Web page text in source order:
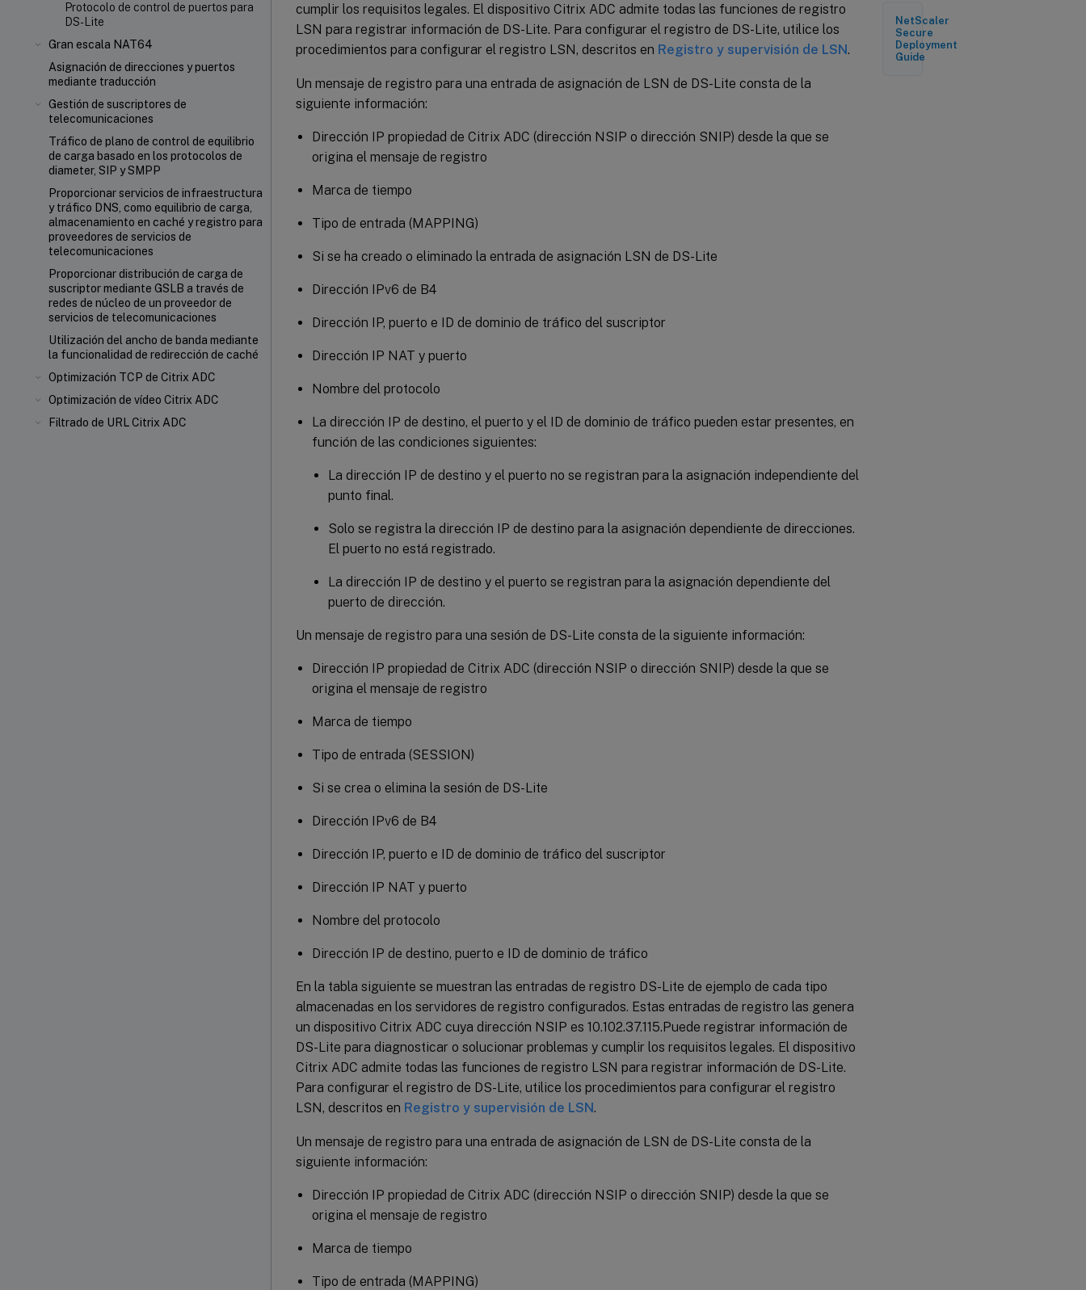
Protocolo de control de puertos para
DS-Lite
Gran escala NAT64
Asignación de direcciones y puertos
mediante traducción
Gestión de suscriptores de
telecomunicaciones
Tráfico de plano de control de equilibrio
de carga basado en los protocolos de
diameter, SIP y SMPP
Proporcionar servicios de infraestructura
y tráfico DNS, como equilibrio de carga,
almacenamiento en caché y registro para
proveedores de servicios de
telecomunicaciones
Proporcionar distribución de carga de
suscriptor mediante GSLB a través de
redes de núcleo de un proveedor de
servicios de telecomunicaciones
Utilización del ancho de banda mediante
la funcionalidad de redirección de caché
Optimización TCP de Citrix ADC
Optimización de vídeo Citrix ADC
Filtrado de URL Citrix ADC
cumplir los requisitos legales. El dispositivo Citrix ADC admite todas las funciones de registro
LSN para registrar información de DS-Lite. Para configurar el registro de DS-Lite, utilice los
procedimientos para configurar el registro LSN, descritos en Registro y supervisión de LSN.
Un mensaje de registro para una entrada de asignación de LSN de DS-Lite consta de la
siguiente información:
Dirección IP propiedad de Citrix ADC (dirección NSIP o dirección SNIP) desde la que se
origina el mensaje de registro
Marca de tiempo
Tipo de entrada (MAPPING)
Si se ha creado o eliminado la entrada de asignación LSN de DS-Lite
Dirección IPv6 de B4
Dirección IP, puerto e ID de dominio de tráfico del suscriptor
Dirección IP NAT y puerto
Nombre del protocolo
La dirección IP de destino, el puerto y el ID de dominio de tráfico pueden estar presentes, en
función de las condiciones siguientes:
La dirección IP de destino y el puerto no se registran para la asignación independiente del
punto final.
Solo se registra la dirección IP de destino para la asignación dependiente de direcciones.
El puerto no está registrado.
La dirección IP de destino y el puerto se registran para la asignación dependiente del
puerto de dirección.
Un mensaje de registro para una sesión de DS-Lite consta de la siguiente información:
Dirección IP propiedad de Citrix ADC (dirección NSIP o dirección SNIP) desde la que se
origina el mensaje de registro
Marca de tiempo
Tipo de entrada (SESSION)
Si se crea o elimina la sesión de DS-Lite
Dirección IPv6 de B4
Dirección IP, puerto e ID de dominio de tráfico del suscriptor
Dirección IP NAT y puerto
Nombre del protocolo
Dirección IP de destino, puerto e ID de dominio de tráfico
En la tabla siguiente se muestran las entradas de registro DS-Lite de ejemplo de cada tipo
almacenadas en los servidores de registro configurados. Estas entradas de registro las genera
un dispositivo Citrix ADC cuya dirección NSIP es 10.102.37.115.Puede registrar información de
DS-Lite para diagnosticar o solucionar problemas y cumplir los requisitos legales. El dispositivo
Citrix ADC admite todas las funciones de registro LSN para registrar información de DS-Lite.
Para configurar el registro de DS-Lite, utilice los procedimientos para configurar el registro
LSN, descritos en Registro y supervisión de LSN.
Un mensaje de registro para una entrada de asignación de LSN de DS-Lite consta de la
siguiente información:
Dirección IP propiedad de Citrix ADC (dirección NSIP o dirección SNIP) desde la que se
origina el mensaje de registro
Marca de tiempo
Tipo de entrada (MAPPING)
información
de
encabezado
NetScaler
Secure
Deployment
Guide